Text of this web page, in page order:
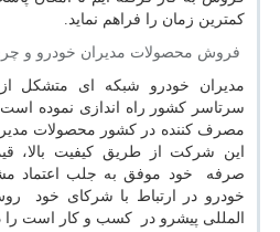
کمترین زمان را فراهم نماید.
فروش محصولات مدیران خودرو و
سرتاسر کشور راه اندازی نموده
مصرف کننده در کشور محصولات
این شرکت از طریق کیفیت بالا،
صرفه خود موفق به جلب اعتماد
خودرو در ارتباط با شرکای خود
المللی پیشرو در کسب و کار است را